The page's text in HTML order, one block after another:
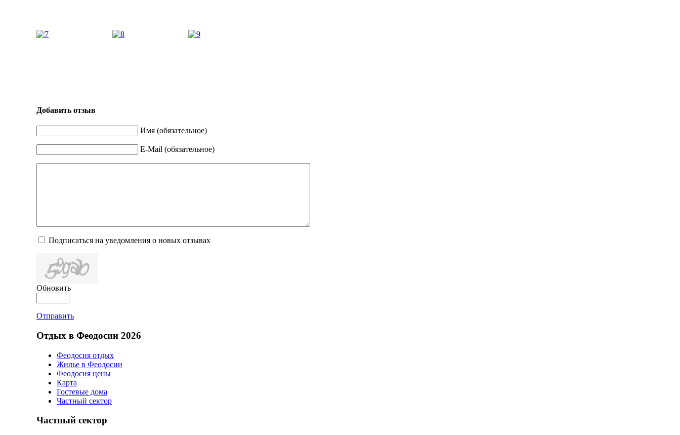
Добавить отзыв
Имя (обязательное)
E-Mail (обязательное)
Подписаться на уведомления о новых отзывах
Обновить
Отправить
Отдых в Феодосии 2026
Феодосия отдых
Жилье в Феодосии
Феодосия цены
Карта
Гостевые дома
Частный сектор
Частный сектор